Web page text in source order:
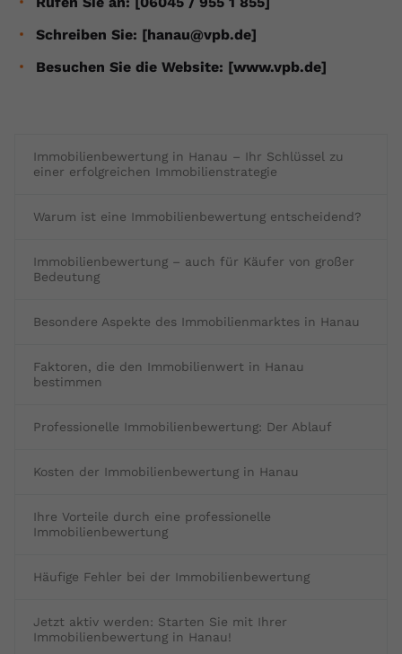
Immobilienbewertung in Hanau – Ihr Schlüssel zu
einer erfolgreichen Immobilienstrategie
Warum ist eine Immobilienbewertung entscheidend?
Immobilienbewertung – auch für Käufer von großer
Bedeutung
Besondere Aspekte des Immobilienmarktes in Hanau
Faktoren, die den Immobilienwert in Hanau
bestimmen
Professionelle Immobilienbewertung: Der Ablauf
Kosten der Immobilienbewertung in Hanau
Ihre Vorteile durch eine professionelle
Immobilienbewertung
Häufige Fehler bei der Immobilienbewertung
Jetzt aktiv werden: Starten Sie mit Ihrer
Immobilienbewertung in Hanau!
Schreiben Sie: [hanau@vpb.de]
Besuchen Sie die Website: [www.vpb.de]